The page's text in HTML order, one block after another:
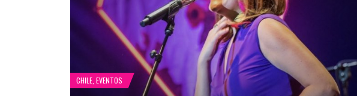
CHILE EVENTOS